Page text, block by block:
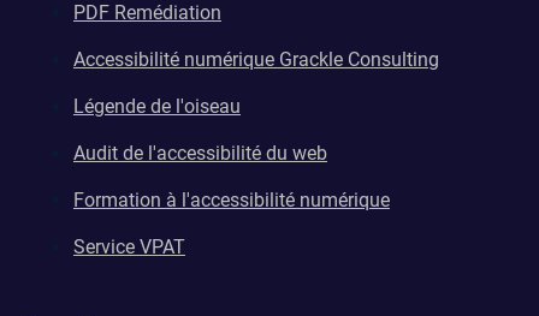
PDF Remédiation
Accessibilité numérique Grackle Consulting
Légende de l'oiseau
Audit de l'accessibilité du web
Formation à l'accessibilité numérique
Service VPAT